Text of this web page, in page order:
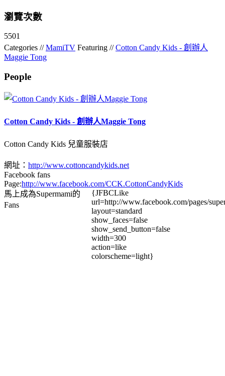
瀏覽次數
5501
Categories //MamiTV Featuring //Cotton Candy Kids - 創辦人
Maggie Tong
People
Cotton Candy Kids - 創辦人Maggie Tong
Cotton Candy Kids 兒童服裝店
網址： http://www.cottoncandykids.net
Facebook fans
Page:http://www.facebook.com/CCK.CottonCandyKids
馬上成為Supermami的
Fans
{JFBCLike
url=http://www.facebook.com/pages/
layout=standard
show_faces=false
show_send_button=false
width=300
action=like
colorscheme=light}